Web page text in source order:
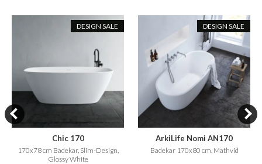
DESIGN SALE
Chic 170
170x78 cm Badekar, Slim-Design,
Glossy White
DESIGN SALE
ArkiLife Nomi AN170
Badekar 170x80 cm, Mathvid